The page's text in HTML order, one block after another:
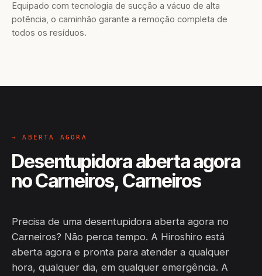
Equipado com tecnologia de sucção a vácuo de alta
potência, o caminhão garante a remoção completa de
todos os resíduos.
→ ABERTA AGORA
Desentupidora aberta agora
no Carneiros, Carneiros
Precisa de uma desentupidora aberta agora no
Carneiros? Não perca tempo. A Hiroshiro está
aberta agora e pronta para atender a qualquer
hora, qualquer dia, em qualquer emergência. A